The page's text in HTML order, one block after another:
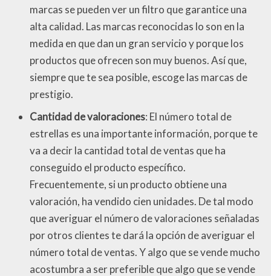
marcas se pueden ver un filtro que garantice una
alta calidad. Las marcas reconocidas lo son en la
medida en que dan un gran servicio y porque los
productos que ofrecen son muy buenos. Así que,
siempre que te sea posible, escoge las marcas de
prestigio.
Cantidad de valoraciones: El número total de
estrellas es una importante información, porque te
va a decir la cantidad total de ventas que ha
conseguido el producto específico.
Frecuentemente, si un producto obtiene una
valoración, ha vendido cien unidades. De tal modo
que averiguar el número de valoraciones señaladas
por otros clientes te dará la opción de averiguar el
número total de ventas. Y algo que se vende mucho
acostumbra a ser preferible que algo que se vende